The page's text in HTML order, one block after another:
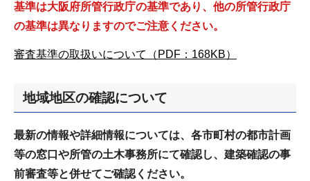
基準は大阪府所管行政庁の基準であり、他の所管行政庁
の基準は異なりますのでご注意ください。
審査基準の取扱いについて（PDF：168KB）
地域地区の確認について
最新の情報や詳細情報については、各市町村の都市計画
等の窓口や所管の土木事務所にて確認し、建築確認の事
前審査等と併せてご確認ください。